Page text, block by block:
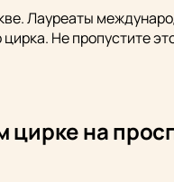
Лауреаты
Не пропустите
на